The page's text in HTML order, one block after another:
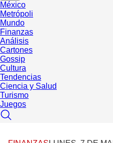
México
Metrópoli
Mundo
Finanzas
Análisis
Cartones
Gossip
Cultura
Tendencias
Ciencia y Salud
Turismo
Juegos